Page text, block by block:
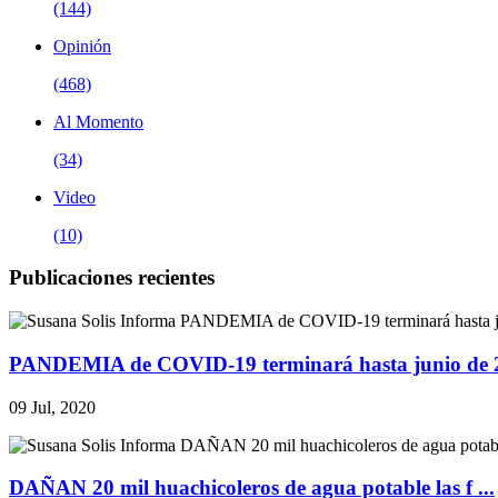
(144)
Opinión
(468)
Al Momento
(34)
Video
(10)
Publicaciones recientes
PANDEMIA de COVID-19 terminará hasta junio de
09 Jul, 2020
DAÑAN 20 mil huachicoleros de agua potable las f ...